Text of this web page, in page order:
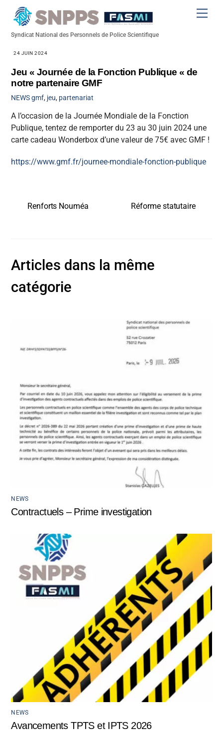
Syndicat National des Personnels de Police Scientifique
24 JUIN 2024
Jeu « Journée de la Fonction Publique « de
notre partenaire GMF
NEWS gmf, jeu, partenariat
A l’occasion de la Journée Mondiale de la Fonction
Publique, tentez de remporter du 23 au 30 juin 2024 une
carte cadeau Wonderbox d’une valeur de 75€ avec GMF !
https://www.gmf.fr/journee-mondiale-fonction-publique
Renforts Nouméa Réforme statutaire
Articles dans la même
catégorie
NEWS
Contractuels – Prime investigation
NEWS
Avancements TPTS et IPTS 2026